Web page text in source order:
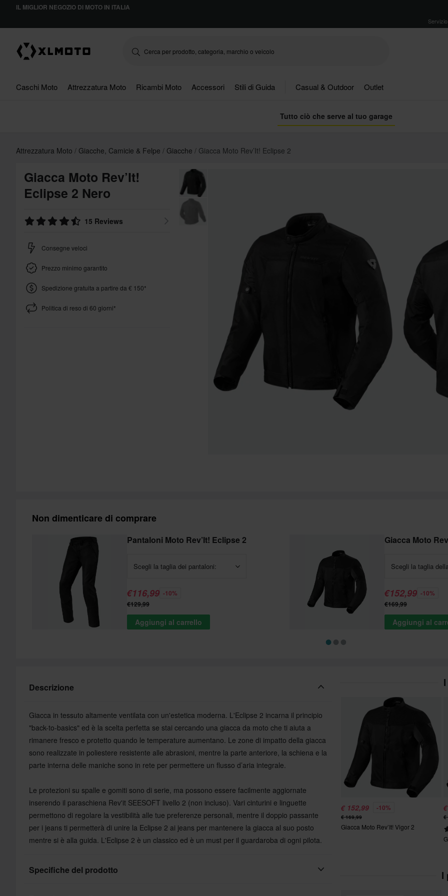
IL MIGLIOR NEGOZIO DI MOTO IN ITALIA
Caschi Moto Attrezzatura Moto Ricambi Moto Accessori Stili di Guida Casual & Outdoor Outlet
Tutto ciò che serve al tuo garage
Attrezzatura Moto Giacche, Camicie & Felpe Giacche Giacca Moto Rev’It! Eclipse 2
Giacca Moto Rev’It!
Eclipse 2 Nero
15 Reviews
Consegne veloci
Prezzo minimo garantito
Spedizione gratuita a partire da € 150*
Politica di reso di 60 giorni*
Non dimenticare di comprare
Pantaloni Moto Rev’It! Eclipse 2
Scegli la taglia dei pantaloni:
€116,99 -10%
€129,99
Aggiungi al carrello
Giacca Moto
Scegli la taglia
€152,99 -10%
€169,99
Aggiungi al
Descrizione
Giacca in tessuto altamente ventilata con un'estetica moderna. L'Eclipse 2 incarna il principio
"back-to-basics" ed è la scelta perfetta se stai cercando una giacca da moto che ti aiuta a
rimanere fresco e protetto quando le temperature aumentano. Le zone di impatto della giacca
sono realizzate in poliestere resistente alle abrasioni, mentre la parte anteriore, la schiena e la
parte interna delle maniche sono in rete per permettere un flusso d’aria integrale.
Le protezioni su spalle e gomiti sono di serie, ma possono essere facilmente aggiornate
inserendo il paraschiena Rev'it SEESOFT livello 2 (non incluso). Vari cinturini e linguette
permettono di regolare la vestibilità alle tue preferenze personali, mentre il doppio passante
per i jeans ti permetterà di unire la Eclipse 2 ai jeans per mantenere la giacca al suo posto
mentre si è alla guida. L'Eclipse 2 è un classico ed è un must per il guardaroba di ogni pilota.
Specifiche del prodotto
€ 152,99 -10%
€ 169,99
Giacca Moto Rev’It! Vigor 2
€
I